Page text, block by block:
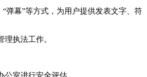
弹幕”等方式，为用户提供发表文字、符
执法工作。
室进行安全评估。